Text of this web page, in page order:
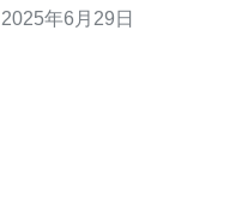
VPS无疑是一个很好的选择。 台湾的VPS相比于其他地区
2025年6月29日